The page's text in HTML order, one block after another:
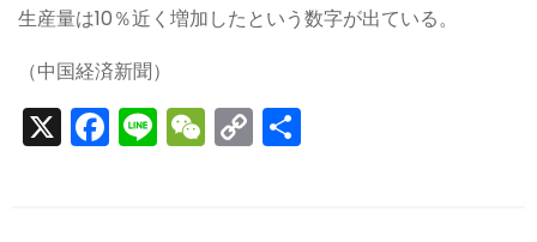
生産量は10％近く増加したという数字が出ている。
（中国経済新聞）
X F
a
Li
n
W
e
C
o